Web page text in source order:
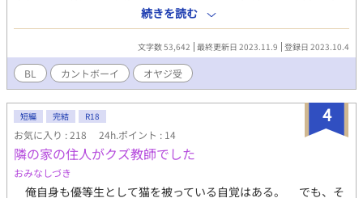
髪黒目のパッと見中学1年ぐらいの幼めな男の子です。 ルミル
は成人しているかしていないかぐらいのお兄さんで、外見は特に
報は無いです。お好きに想像していただけると嬉しいです。 誤
字脱字発見次第修正します。ここまで見てくださりありがとうご
ざいました。
器を女性器に変えて子供を産むという【ＦＲＯＧ計画】というも
のができていた。【女性化】されるはずの部下を助けたガチムチ
親父軍人が【女性化】されて、上司や複数の男に犯される話で
す。 まー様主催（@mar2424moemoe）のカントボーイBL企画に
参加させていただきました。 カントボーイ、二輪挿し、玩具挿
入、んほぉ、❤︎喘ぎ、女装、妊娠描写、フェラ、乳首肥大、母乳
描写、乳首責描写、部下の執着攻め、複数プレイ、小スカ、オヤ
ジ受など色んなプレイが出る予定ですのでなんでも許せる方のみ
お願いします、基本エロしかないんです…… 二作目。近未来。３
５歳傲慢嫌われヤリチン軍人が罰を受けてカントボーイにされて
共有ワイフになり皆に理解らせセックスされてから、マフィアと
その飼い犬の嫁になるだけの話 女性が生まれなくなった世界で
は、男性が性器を女性器に変えて子供を産むという【ＦＲＯＧ計
続きを読む
文字数 53,642 最終更新日 2023.11.9 登録日 2023.10.4
BL カントボーイ オヤジ受
4
短編 完結 R18
お気に入り : 218 24h.ポイント : 14
隣の家の住人がクズ教師でした
おみなしづき
俺自身も優等生として猫を被っている自覚はある。 でも、そ